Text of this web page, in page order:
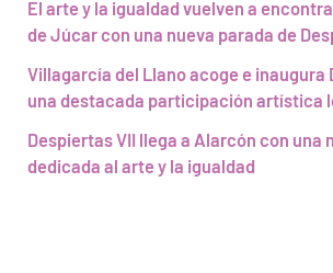
El arte y la igualdad vuelven a
de Júcar con una nueva parada de
Villagarcía del Llano acoge e inaugura
una destacada participación artística
Despiertas VII llega a Alarcón con una
dedicada al arte y la igualdad